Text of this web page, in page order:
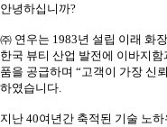
안녕하십니까?
㈜ 연우는 1983년 설립 이래 화
한국 뷰티 산업 발전에 이바지
품을 공급하며 “고객이 가장 신
하였습니다.
지난 40여년간 축적된 기술 노